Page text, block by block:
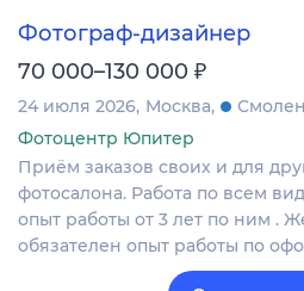
Фотограф-дизайнер
70 000–130 000 ₽
24 июля 2026 Москва
Фотоцентр Юпитер
Приём заказов своих и для
фотосалона. Работа по всем
опыт работы от 3 лет по ним .
обязателен опыт работы по